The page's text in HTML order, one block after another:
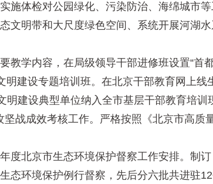
施体检对公园绿化、污染防治、海绵城市
文明带和大尺度绿色空间、系统开展河湖
学内容，在局级领导干部进修班设置“首
建设专题培训班。在北京干部教育网上
建设典型单位纳入全市基层干部教育培训
成效考核工作。严格按照《北京市高质
北京市生态环境保护督察工作安排。制
态环境保护例行督察，先后分六批共进驻